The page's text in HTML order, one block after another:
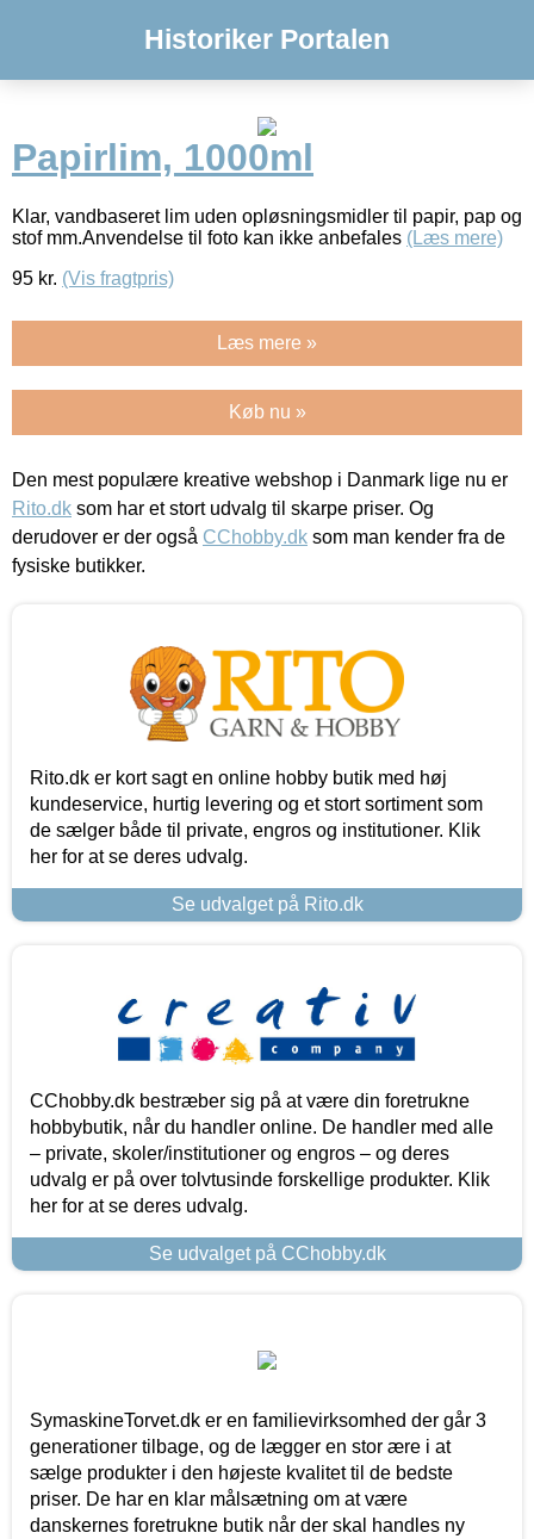
Historiker Portalen
Papirlim, 1000ml
Klar, vandbaseret lim uden opløsningsmidler til papir, pap og
stof mm.Anvendelse til foto kan ikke anbefales (Læs mere)
95 kr. (Vis fragtpris)
Læs mere »
Køb nu »
Den mest populære kreative webshop i Danmark lige nu er
Rito.dk som har et stort udvalg til skarpe priser. Og
derudover er der også CChobby.dk som man kender fra de
fysiske butikker.
Rito.dk er kort sagt en online hobby butik med høj
kundeservice, hurtig levering og et stort sortiment som
de sælger både til private, engros og institutioner. Klik
her for at se deres udvalg.
Se udvalget på Rito.dk
CChobby.dk bestræber sig på at være din foretrukne
hobbybutik, når du handler online. De handler med alle
– private, skoler/institutioner og engros – og deres
udvalg er på over tolvtusinde forskellige produkter. Klik
her for at se deres udvalg.
Se udvalget på CChobby.dk
SymaskineTorvet.dk er en familievirksomhed der går 3
generationer tilbage, og de lægger en stor ære i at
sælge produkter i den højeste kvalitet til de bedste
priser. De har en klar målsætning om at være
danskernes foretrukne butik når der skal handles ny